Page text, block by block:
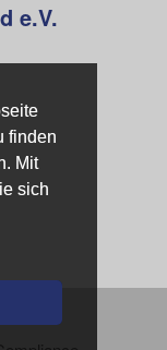
finden
Mit
sich
finden
Mit
sich
e.V.